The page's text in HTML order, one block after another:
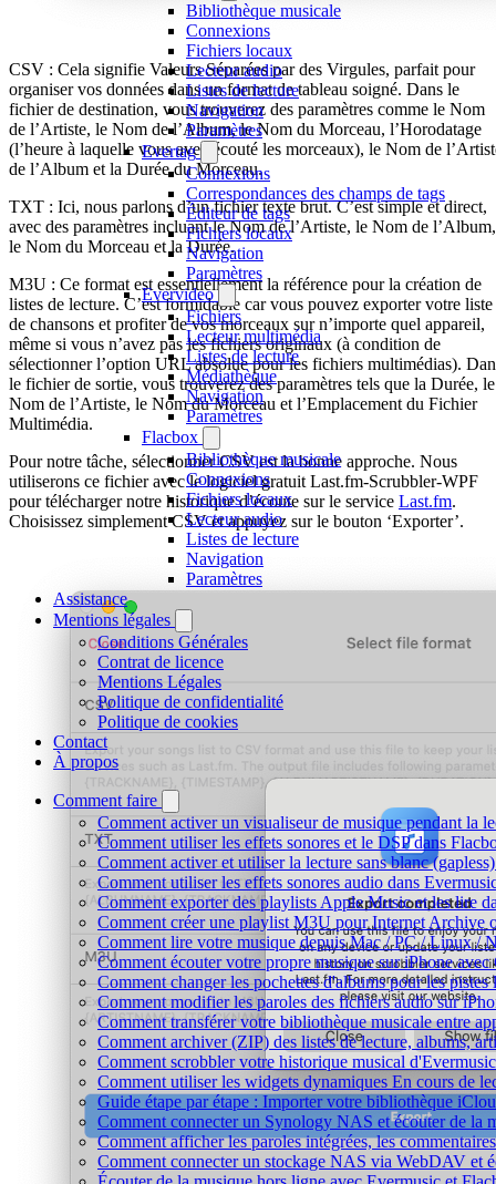
Bibliothèque musicale
Connexions
Fichiers locaux
Lecteur audio
Listes de lecture
Navigation
Paramètres
Evertag
Connexions
Correspondances des champs de tags
Éditeur de tags
Fichiers locaux
Navigation
Paramètres
Evervideo
Fichiers
Lecteur multimédia
Listes de lecture
Médiathèque
Navigation
Paramètres
Flacbox
Bibliothèque musicale
Connexions
Fichiers locaux
Lecteur audio
Listes de lecture
Navigation
Paramètres
Assistance
Mentions légales
Conditions Générales
Contrat de licence
Mentions Légales
Politique de confidentialité
Politique de cookies
Contact
À propos
Comment faire
Comment activer un visualiseur de musique pendant la
Comment utiliser les effets sonores et le DSP dans
Comment activer et utiliser la lecture sans blanc
Comment utiliser les effets sonores audio dans
Comment exporter des playlists Apple Music et les lire
Comment créer une playlist M3U pour Internet Archive
Comment lire votre musique depuis Mac / PC / Linux /
Comment écouter votre propre musique sur iPhone avec
Comment changer les pochettes d'albums pour les
Comment modifier les paroles des fichiers audio sur
Comment transférer votre bibliothèque musicale entre
Comment archiver (ZIP) des listes de lecture, albums,
Comment scrobbler votre historique musical
Comment utiliser les widgets dynamiques En cours de
Guide étape par étape : Importer votre bibliothèque
Comment connecter un Synology NAS et écouter de la
Comment afficher les paroles intégrées, les
Comment connecter un stockage NAS via WebDAV et
CSV : Cela signifie Valeurs Séparées par des Virgules, parfait pour
organiser vos données dans un format de tableau soigné. Dans le
fichier de destination, vous trouverez des paramètres comme le Nom
de l’Artiste, le Nom de l’Album, le Nom du Morceau, l’Horodatage
(l’heure à laquelle vous avez écouté les morceaux), le Nom de
de l’Album et la Durée du Morceau.
TXT : Ici, nous parlons d’un fichier texte brut. C’est simple et direct,
avec des paramètres incluant le Nom de l’Artiste, le Nom de l’Album,
le Nom du Morceau et la Durée.
M3U : Ce format est essentiellement la référence pour la création de
listes de lecture. C’est formidable car vous pouvez exporter votre liste
de chansons et profiter de vos morceaux sur n’importe quel appareil,
même si vous n’avez pas les fichiers originaux (à condition de
sélectionner l’option URL absolue pour les fichiers multimédias).
le fichier de sortie, vous trouverez des paramètres tels que la Durée, le
Nom de l’Artiste, le Nom du Morceau et l’Emplacement du Fichier
Multimédia.
Pour notre tâche, sélectionner CSV est la bonne approche. Nous
utiliserons ce fichier avec le logiciel gratuit Last.fm-Scrubbler-WPF
pour télécharger notre historique d’écoute sur le service Last.fm.
Choisissez simplement CSV et appuyez sur le bouton ‘Exporter’.